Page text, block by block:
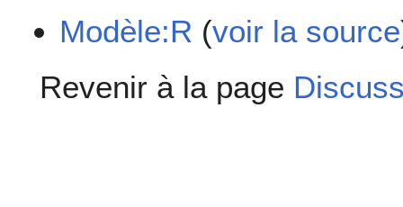
Modèle:R (voir la source
Revenir à la page